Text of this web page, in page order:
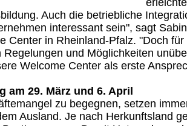
Auch die betriebliche
interessant sein", sagt
Center in Rheinland-Pfalz. "Doch
Regelungen und Möglichkeiten
Welcome Center als erste
am 29. März und 6. April
zu begegnen, setzen
Ausland. Je nach Herkunftsland